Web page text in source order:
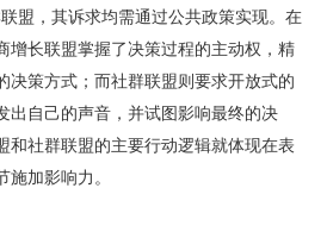
盟，其诉求均需通过公共政策实现。在
增长联盟掌握了决策过程的主动权，精
决策方式；而社群联盟则要求开放式的
出自己的声音，并试图影响最终的决
和社群联盟的主要行动逻辑就体现在表
加影响力。